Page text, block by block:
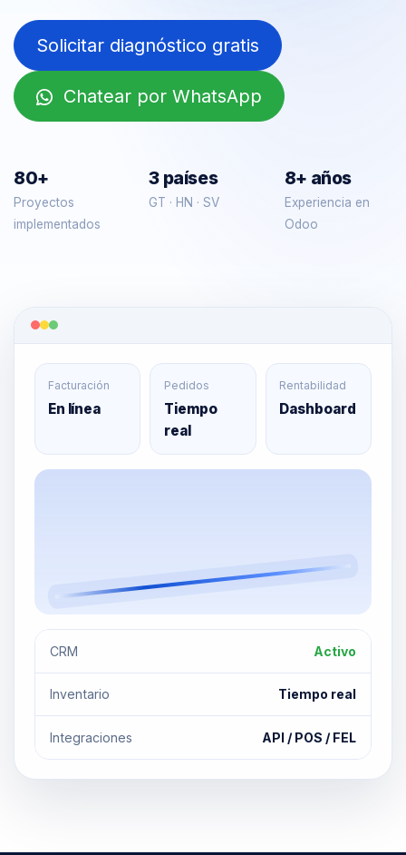
Solicitar diagnóstico gratis
Chatear por WhatsApp
80+
Proyectos
implementados
3 países
GT · HN · SV
8+ años
Experiencia en
Odoo
Facturación
En línea
Pedidos
Tiempo
real
Rentabilidad
Dashboard
CRM Activo
Inventario Tiempo real
Integraciones API / POS / FEL